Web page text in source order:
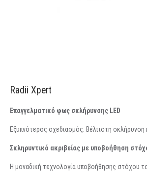
Radii Xpert
Επαγγελματικό φως σκλήρυνσης LED
Εξυπνότερος σχεδιασμός. Βέλτιστη
Σκληρυντικό ακριβείας με υποβοήθηση
Η μοναδική τεχνολογία υποβοήθησης στόχου